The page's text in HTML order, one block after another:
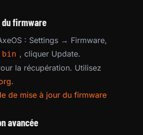
du firmware
: Settings → Firmware,
, cliquer Update.
la récupération. Utilisez
.
de mise à jour du firmware
avancée